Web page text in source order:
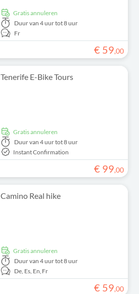
Gratis annuleren
Duurvan 4 uur tot 8 uur
Fr
€ 59,00
Tenerife E-Bike Tours
Gratis annuleren
Duurvan 4 uur tot 8 uur
Instant Confirmation
€ 99,00
Camino Real hike
Gratis annuleren
Duurvan 4 uur tot 8 uur
De, Es, En, Fr
€ 59,00